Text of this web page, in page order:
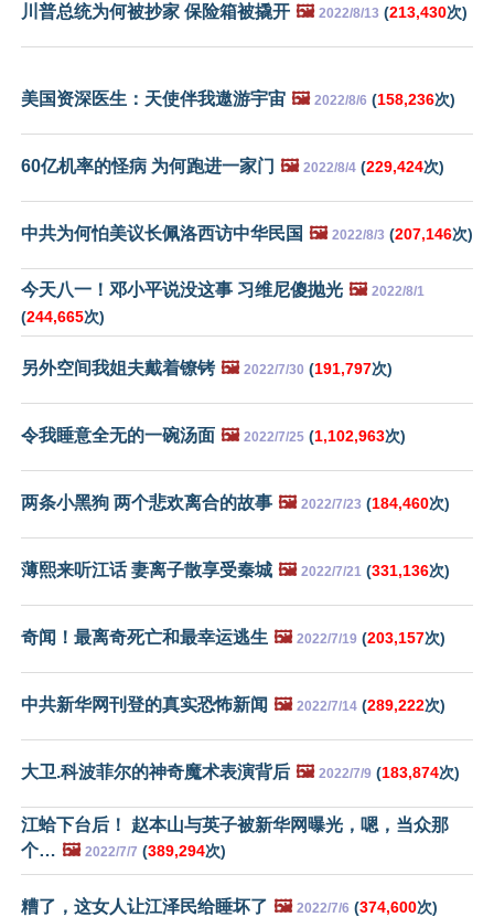
川普总统为何被抄家 保险箱被撬开 🖼️ 2022/8/13 (213,430次)
美国资深医生：天使伴我遨游宇宙 🖼️ 2022/8/6 (158,236次)
60亿机率的怪病 为何跑进一家门 🖼️ 2022/8/4 (229,424次)
中共为何怕美议长佩洛西访中华民国 🖼️ 2022/8/3 (207,146次)
今天八一！邓小平说没这事 习维尼傻抛光 🖼️ 2022/8/1
(244,665次)
另外空间我姐夫戴着镣铐 🖼️ 2022/7/30 (191,797次)
令我睡意全无的一碗汤面 🖼️ 2022/7/25 (1,102,963次)
两条小黑狗 两个悲欢离合的故事 🖼️ 2022/7/23 (184,460次)
薄熙来听江话 妻离子散享受秦城 🖼️ 2022/7/21 (331,136次)
奇闻！最离奇死亡和最幸运逃生 🖼️ 2022/7/19 (203,157次)
中共新华网刊登的真实恐怖新闻 🖼️ 2022/7/14 (289,222次)
大卫.科波菲尔的神奇魔术表演背后 🖼️ 2022/7/9 (183,874次)
江蛤下台后！ 赵本山与英子被新华网曝光，嗯，当众那
个… 🖼️ 2022/7/7 (389,294次)
糟了，这女人让江泽民给睡坏了 🖼️ 2022/7/6 (374,600次)